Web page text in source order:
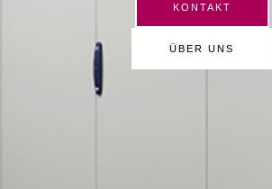
KONTAKT
ÜBER UNS